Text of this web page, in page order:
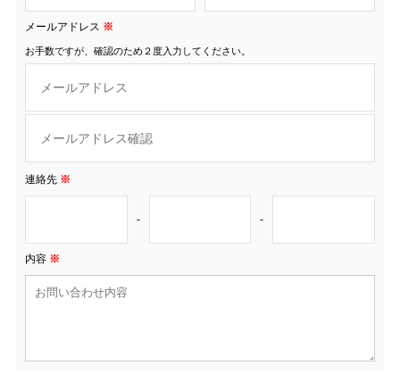
メールアドレス ※
お手数ですが、確認のため２度入力してください。
連絡先 ※
- -
内容 ※